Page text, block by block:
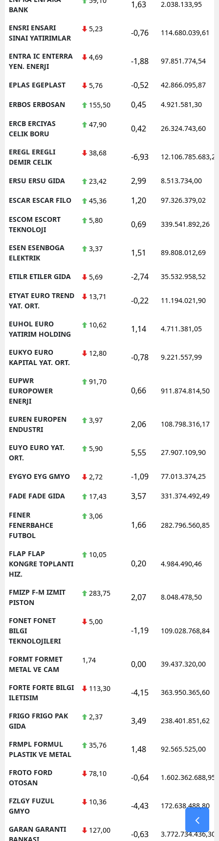
BANK
1,63 2.038.133,95
ENSRI ENSARI
SINAI YATIRIMLAR
5,23 -0,76 114.680.039,61
ENTRA IC ENTERRA
YEN. ENERJI
4,69 -1,88 97.851.774,54
EPLAS EGEPLAST 5,76 -0,52 42.866.095,87
ERBOS ERBOSAN 155,50 0,45 4.921.581,30
ERCB ERCIYAS
CELIK BORU
47,90 0,42 26.324.743,60
EREGL EREGLI
DEMIR CELIK
38,68 -6,93 12.106.785.683,20
ERSU ERSU GIDA 23,42 2,99 8.513.734,00
ESCAR ESCAR FILO 45,36 1,20 97.326.379,02
ESCOM ESCORT
TEKNOLOJI
5,80 0,69 339.541.892,26
ESEN ESENBOGA
ELEKTRIK
3,37 1,51 89.808.012,69
ETILR ETILER GIDA 5,69 -2,74 35.532.958,52
ETYAT EURO TREND
YAT. ORT.
13,71 -0,22 11.194.021,90
EUHOL EURO
YATIRIM HOLDING
10,62 1,14 4.711.381,05
EUKYO EURO
KAPITAL YAT. ORT.
12,80 -0,78 9.221.557,99
EUPWR
EUROPOWER
ENERJI
91,70
0,66 911.874.814,50
EUREN EUROPEN
ENDUSTRI
3,97 2,06 108.798.316,17
EUYO EURO YAT.
ORT.
5,90 5,55 27.907.109,90
EYGYO EYG GMYO 2,72 -1,09 77.013.374,25
FADE FADE GIDA 17,43 3,57 331.374.492,49
FENER
FENERBAHCE
FUTBOL
3,06
1,66 282.796.560,85
FLAP FLAP
KONGRE TOPLANTI
HIZ.
10,05
0,20 4.984.490,46
FMIZP F-M IZMIT
PISTON
283,75 2,07 8.048.478,50
FONET FONET
BILGI
TEKNOLOJILERI
5,00
-1,19 109.028.768,84
FORMT FORMET
METAL VE CAM
1,74 0,00 39.437.320,00
FORTE FORTE BILGI
ILETISIM
113,30 -4,15 363.950.365,60
FRIGO FRIGO PAK
GIDA
2,37 3,49 238.401.851,62
FRMPL FORMUL
PLASTIK VE METAL
35,76 1,48 92.565.525,00
FROTO FORD
OTOSAN
78,10 -0,64 1.602.362.688,95
FZLGY FUZUL
GMYO
10,36 -4,43 172.638.488,80
GARAN GARANTI
BANKASI
127,00 -0,63 3.772.734.436,30